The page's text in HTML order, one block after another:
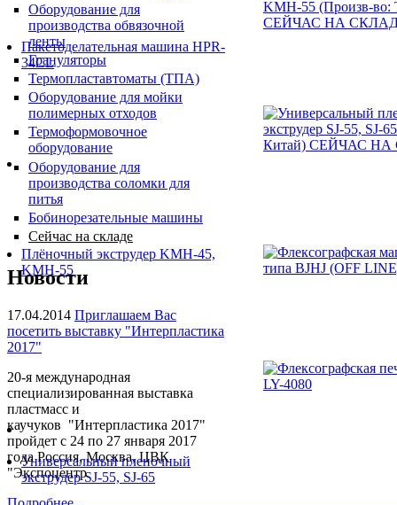
Пакетоделательная машина HPR-
34CL
Плёночный экструдер KMH-45,
KMH-55
Универсальный пленочный
экструдер SJ-55, SJ-65
Оборудование для
производства обвязочной
ленты
Грануляторы
Термопластавтоматы (ТПА)
Оборудование для мойки
полимерных отходов
Термоформовочное
оборудование
Оборудование для
производства соломки для
питья
Бобинорезательные машины
Сейчас на складе
Новости
17.04.2014 Приглашаем Вас
посетить выставку "Интерпластика
2017"
20-я международная
специализированная выставка
пластмасс и
каучуков "Интерпластика 2017"
пройдет с 24 по 27 января 2017
года Россия, Москва, ЦВК
"Экспоцентр